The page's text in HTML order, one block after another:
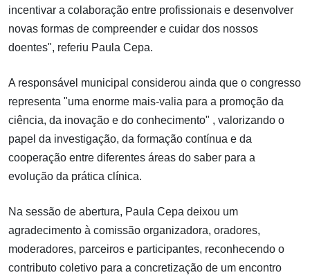
incentivar a colaboração entre profissionais e desenvolver
novas formas de compreender e cuidar dos nossos
doentes", referiu Paula Cepa.
A responsável municipal considerou ainda que o congresso
representa "uma enorme mais-valia para a promoção da
ciência, da inovação e do conhecimento" , valorizando o
papel da investigação, da formação contínua e da
cooperação entre diferentes áreas do saber para a
evolução da prática clínica.
Na sessão de abertura, Paula Cepa deixou um
agradecimento à comissão organizadora, oradores,
moderadores, parceiros e participantes, reconhecendo o
contributo coletivo para a concretização de um encontro